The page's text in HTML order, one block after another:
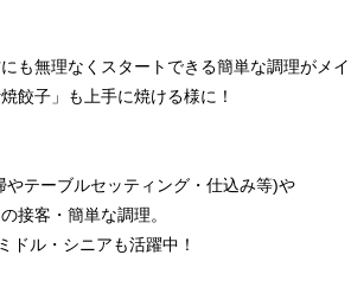
も無理なくスタートできる簡単な調理がメイ
餃子」も上手に焼ける様に！
やテーブルセッティング・仕込み等)や
接客・簡単な調理。
ドル・シニアも活躍中！